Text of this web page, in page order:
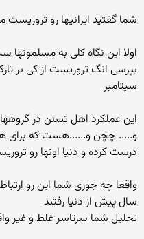
شما گفتید ایرانیها رو تروریست
اولا این نگاه کلی به مسلمونها
سپتامبر
این عملکرد اهل تسنن در
و..... چچن و......هست که برای
درست کرده و دنیا اونها رو
سال پیش از دنیا رفتند
تحلیل شما سرتاسر غلط و غیر